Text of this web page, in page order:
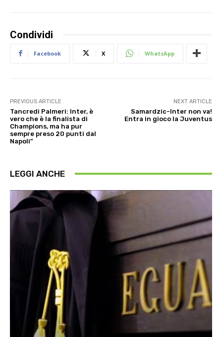
Condividi
Facebook X WhatsApp
PREVIOUS ARTICLE
Tancredi Palmeri: Inter, è
vero che è la finalista di
Champions, ma ha pur
sempre preso 20 punti dal
Napoli”
NEXT ARTICLE
Samardzic-Inter non va!
Entra in gioco la Juventus
LEGGI ANCHE